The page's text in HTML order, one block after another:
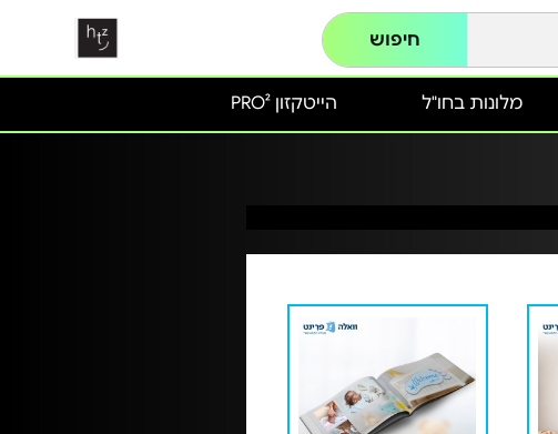
חיפוש
הייטקזון PRO² מלונות בחו"ל